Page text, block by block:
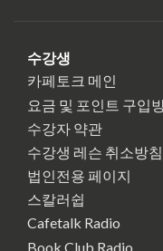
수강생
카페토크 메인
요금 및 포인트 구입
수강자 약관
수강생 레슨 취소방침
법인전용 페이지
스칼러쉽
Cafetalk Radio
Book Club Radio